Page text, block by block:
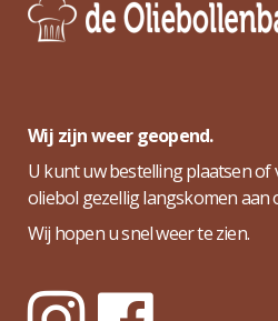
Wij zijn weer geopend.
U kunt uw bestelling plaatsen of
oliebol gezellig langskomen aan
Wij hopen u snel weer te zien.